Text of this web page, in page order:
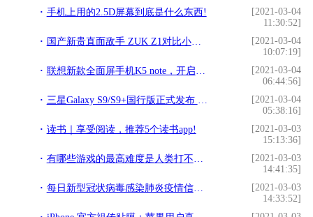
手机上用的2.5D屏幕到底是什么东西!
[2021-03-04
11:30:52]
国产新贵直面敌手 ZUK Z1对比小米Note!
[2021-03-04
10:07:19]
联想新款全面屏手机K5 note，开启百元机4GB大内存时代!
[2021-03-04
06:44:56]
三星Galaxy S9/S9+国行版正式发布 售价5799元起!
[2021-03-04
05:38:16]
读书｜享受阅读，推荐5个读书app!
[2021-03-03
15:13:36]
有哪些游戏的最高难度是人类打不过的？网友：简单模式我都过不去!
[2021-03-03
14:41:35]
每日新型冠状病毒感染肺炎疫情信息政府政策及专家指南（2020年2月4日）!
[2021-03-03
14:33:52]